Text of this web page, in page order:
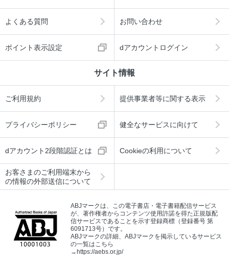
よくある質問 お問い合わせ
ポイント表示設定 dアカウントログイン
サイト情報
ご利用規約 提供事業者等に関する表示
プライバシーポリシー 健全なサービスに向けて
dアカウント2段階認証とは Cookieの利用について
お客さまのご利用端末から
の情報の外部送信について
ABJマークは、この電子書店・電子書籍配信サービス
が、著作権者からコンテンツ使用許諾を得た正規版配
信サービスであることを示す登録商標（登録番号 第
6091713号）です。
ABJマークの詳細、ABJマークを掲示しているサービス
の一覧はこちら
→https://aebs.or.jp/